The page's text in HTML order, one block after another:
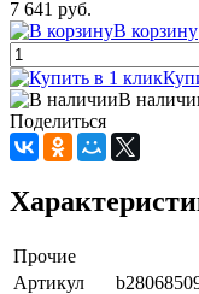
7 641 руб.
В корзину
В
Поделиться
Прочие
Артикул